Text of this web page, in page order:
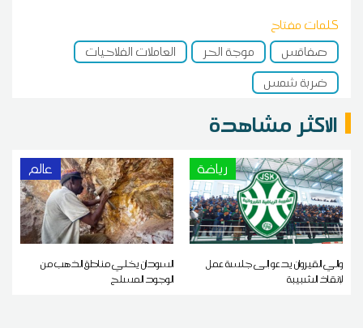
كلمات مفتاح
صفاقس
موجة الحر
العاملات الفلاحيات
ضربة شمس
الاكثر مشاهدة
رياضة
والي القيروان يدعو إلى جلسة عمل
لإنقاذ الشبيبة
عالم
السودان يخلي مناطق الذهب من
الوجود المسلح